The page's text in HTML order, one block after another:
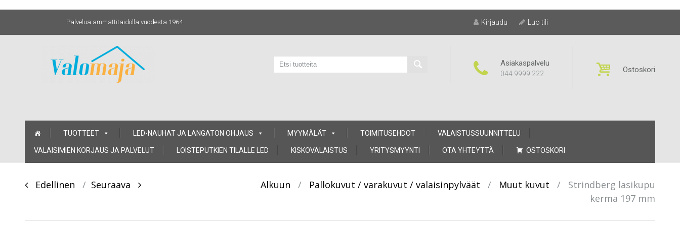
Palvelua ammattitaidolla vuodesta 1964 Kirjaudu Luo tili
Asiakaspalvelu
044 9999 222 Ostoskori
TUOTTEET LED-NAUHAT JA LANGATON OHJAUS MYYMÄLÄT TOIMITUSEHDOT VALAISTUSSUUNNITTELU
VALAISIMIEN KORJAUS JA PALVELUT LOISTEPUTKIEN TILALLE LED KISKOVALAISTUS YRITYSMYYNTI OTA YHTEYTTÄ OSTOSKORI
Post
Edellinen Seuraava Alkuun / Pallokuvut / varakuvut / valaisinpylväät / Muut kuvut /
Strindberg lasikupu
kerma 197 mm